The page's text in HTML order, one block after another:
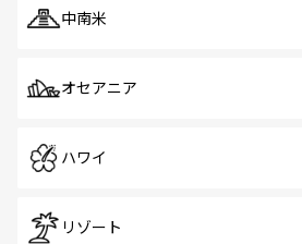
中南米
オセアニア
ハワイ
リゾート